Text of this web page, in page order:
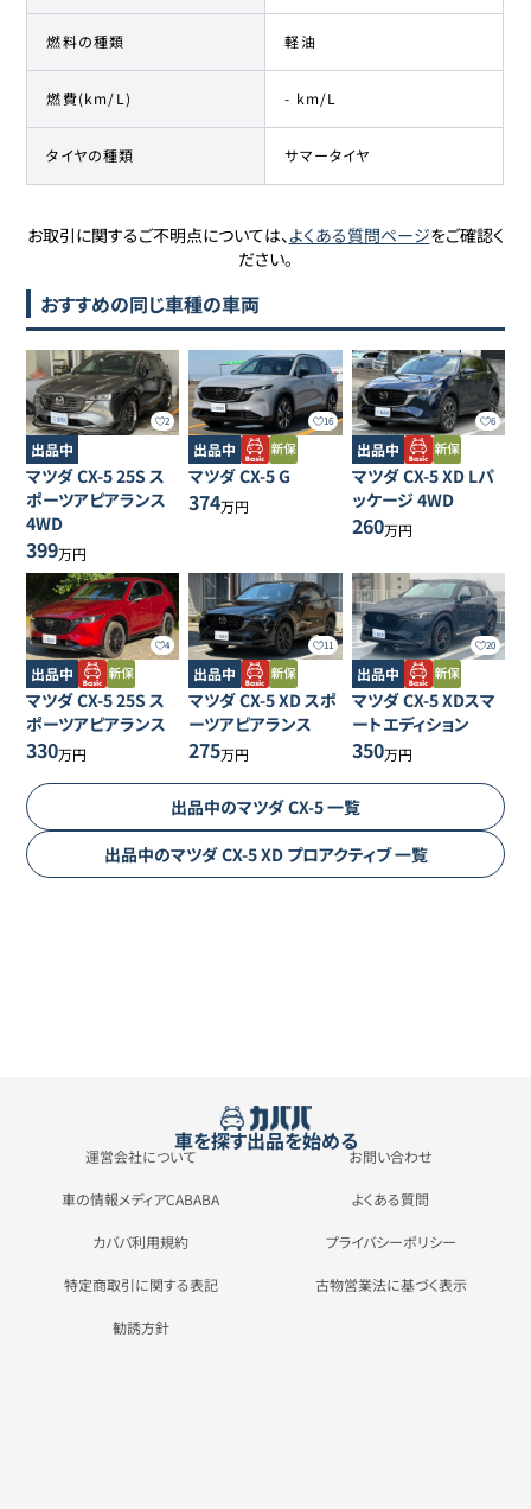
燃料の種類 軽油
燃費(km/L) - km/L
タイヤの種類 サマータイヤ
お取引に関するご不明点については、よくある質問ページをご確認く
ださい。
おすすめの同じ車種の車両
2
出品中
マツダCX-525S ス
ポーツアピアランス
4WD
399万円
16
出品中
マツダCX-5G
374万円
6
出品中
マツダCX-5XD Lパ
ッケージ 4WD
260万円
4
出品中
マツダCX-525S ス
ポーツアピアランス
330万円
11
出品中
マツダCX-5XD スポ
ーツアピアランス
275万円
20
出品中
マツダCX-5XDスマ
ートエディション
350万円
出品中のマツダCX-5一覧
出品中のマツダCX-5XD プロアクティブ一覧
車を探す出品を始める
運営会社について お問い合わせ
車の情報メディアCABABA よくある質問
カババ利用規約 プライバシーポリシー
特定商取引に関する表記 古物営業法に基づく表示
勧誘方針